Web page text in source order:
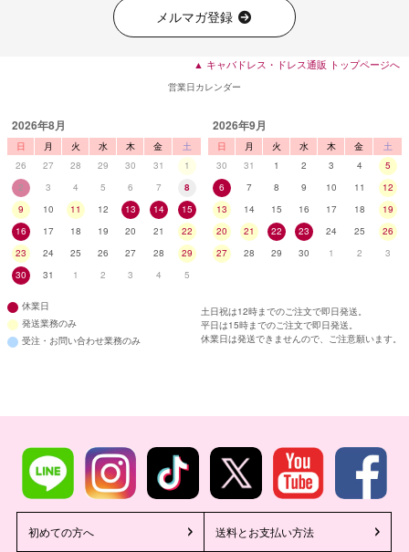
メルマガ登録
▲ キャバドレス・ドレス通販 トップページへ
営業日カレンダー
2026年8月
日 月 火 水 木 金
土
26
27 28 29 30 31
1
2
3 4 5 6 7
8
9
10 11 12 13 14
15
16
17 18 19 20 21
22
23
24 25 26 27 28
29
30
31 1 2 3 4 5
2026年9月
日 月 火 水 木 金
土
30
31 1 2 3 4
5
6
7 8 9 10 11
12
13
14 15 16 17 18
19
20
21 22 23 24 25
26
27
28 29 30 1 2 3
休業日
発送業務のみ
受注・お問い合わせ業務のみ
土日祝は12時までのご注文で即日発送。
平日は15時までのご注文で即日発送。
休業日は発送できませんので、ご注意願います。
初めての方へ 送料とお支払い方法